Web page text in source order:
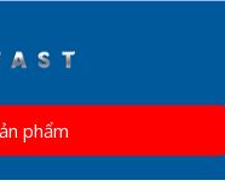
phẩm